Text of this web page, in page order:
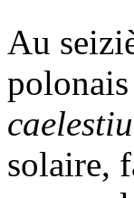
Au
solaire,